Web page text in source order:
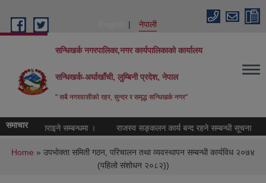
नेपाली
सन्धिखर्क नगरपालिका,नगर कार्यपालिकाको कार्यालय
सन्धिखर्क-अर्घाखाँची, लुम्बिनी प्रदेश, नेपाल
" सबै नगरवासीकाे रहर, सुन्दर र समृद्ध सन्धिखर्क नगर"
समाचार
उपलव्ध गराइने सम्बन्धमा । राजस्व सङ्कलन कार्य बन्द रहने सम्बन्धी सूचना
You are here
Home » उपभोक्ता समिती गठन, परिचालन तथा व्यवस्थापन सम्बन्धी कार्यविध २०७४
(पहिलो संशोधन २०८२))